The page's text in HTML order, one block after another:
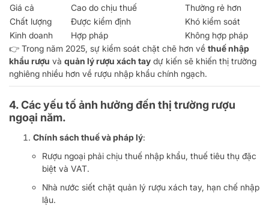
Giá cả
Cao do chịu thuế
Thường rẻ hơn
Chất lượng
Được kiểm định
Khó kiểm soát
Kinh doanh
Hợp pháp
Không hợp pháp
👉 Trong năm 2025, sự kiểm soát chặt chẽ hơn về thuế nhập
khẩu rượu và quản lý rượu xách tay dự kiến sẽ khiến thị trường
nghiêng nhiều hơn về rượu nhập khẩu chính ngạch.
4. Các yếu tố ảnh hưởng đến thị trường rượu
ngoại năm.
Chính sách thuế và pháp lý:
Rượu ngoại phải chịu thuế nhập khẩu, thuế tiêu thụ đặc
biệt và VAT.
Nhà nước siết chặt quản lý rượu xách tay, hạn chế nhập
lậu.